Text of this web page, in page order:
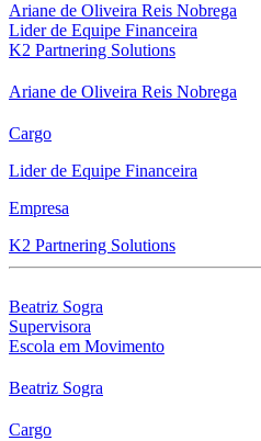
Ariane de Oliveira Reis Nobrega
Lider de Equipe Financeira
K2 Partnering Solutions
Ariane de Oliveira Reis Nobrega
Cargo
Lider de Equipe Financeira
Empresa
K2 Partnering Solutions
Beatriz Sogra
Supervisora
Escola em Movimento
Beatriz Sogra
Cargo